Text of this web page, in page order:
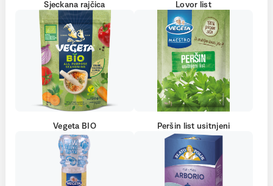
Sjeckana rajčica Lovor list
Vegeta BIO Peršin list usitnjeni